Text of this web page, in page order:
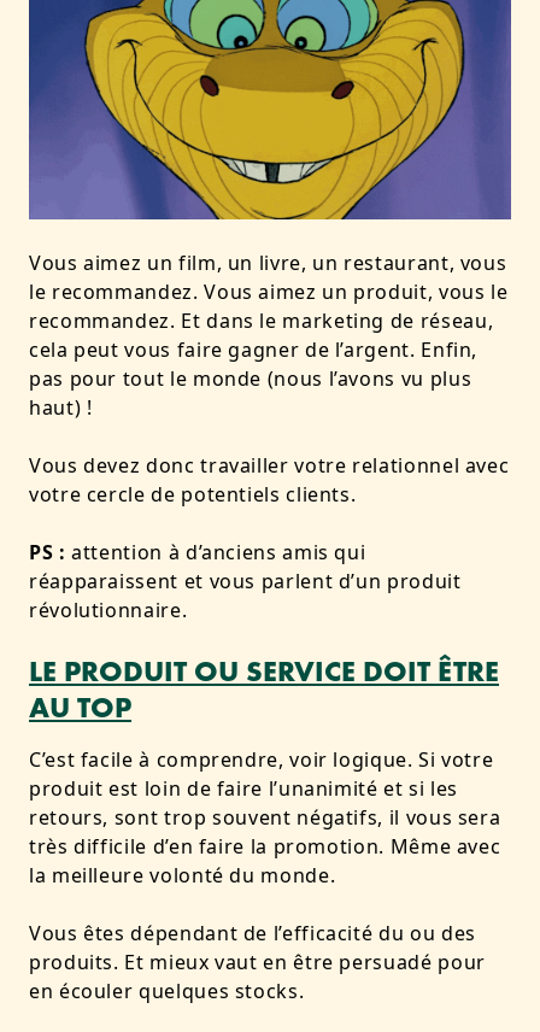
Vous aimez un film, un livre, un restaurant, vous
le recommandez. Vous aimez un produit, vous le
recommandez. Et dans le marketing de réseau,
cela peut vous faire gagner de l’argent. Enfin,
pas pour tout le monde (nous l’avons vu plus
haut) !
Vous devez donc travailler votre relationnel avec
votre cercle de potentiels clients.
PS : attention à d’anciens amis qui
réapparaissent et vous parlent d’un produit
révolutionnaire.
LE PRODUIT OU SERVICE DOIT ÊTRE
AU TOP
C’est facile à comprendre, voir logique. Si votre
produit est loin de faire l’unanimité et si les
retours, sont trop souvent négatifs, il vous sera
très difficile d’en faire la promotion. Même avec
la meilleure volonté du monde.
Vous êtes dépendant de l’efficacité du ou des
produits. Et mieux vaut en être persuadé pour
en écouler quelques stocks.